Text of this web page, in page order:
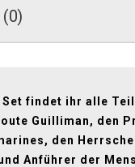
(0)
Set findet ihr alle
Guilliman, den
den
Anführer der